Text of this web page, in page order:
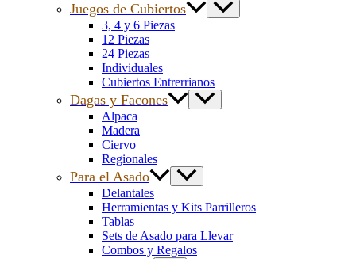
Juegos de Cubiertos
3, 4 y 6 Piezas
12 Piezas
24 Piezas
Individuales
Cubiertos Entrerrianos
Dagas y Facones
Alpaca
Madera
Ciervo
Regionales
Para el Asado
Delantales
Herramientas y Kits Parrilleros
Tablas
Sets de Asado para Llevar
Combos y Regalos